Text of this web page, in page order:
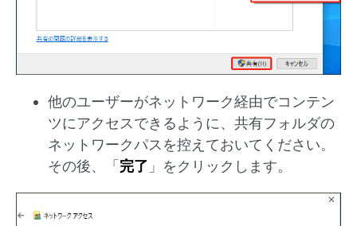
他のユーザーがネットワーク経由でコンテン
ツにアクセスできるように、共有フォルダの
ネットワークパスを控えておいてください。
その後、「 完了 」をクリックします。